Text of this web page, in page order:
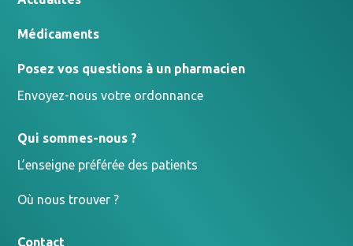
Médicaments
Posez vos questions à un pharmacien
Envoyez-nous votre ordonnance
Qui sommes-nous ?
L’enseigne préférée des patients
Où nous trouver ?
Contact